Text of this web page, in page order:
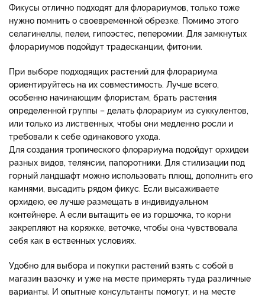
Фикусы отлично подходят для флорариумов, только тоже
нужно помнить о своевременной обрезке. Помимо этого
селагинеллы, пелеи, гипоэстес, пеперомии. Для замкнутых
флорариумов подойдут традесканции, фитонии.
При выборе подходящих растений для флорариума
ориентируйтесь на их совместимость. Лучше всего,
особенно начинающим флористам, брать растения
определенной группы – делать флорариум из суккулентов,
или только из лиственных, чтобы они медленно росли и
требовали к себе одинакового ухода.
Для создания тропического флорариума подойдут орхидеи
разных видов, телянсии, папоротники. Для стилизации под
горный ландшафт можно использовать плющ, дополнить его
камнями, высадить рядом фикус. Если высаживаете
орхидею, ее лучше размещать в индивидуальном
контейнере. А если вытащить ее из горшочка, то корни
закрепляют на коряжке, веточке, чтобы она чувствовала
себя как в ественных условиях.
Удобно для выбора и покупки растений взять с собой в
магазин вазочку и уже на месте примерять туда различные
варианты. И опытные консультанты помогут, и на месте